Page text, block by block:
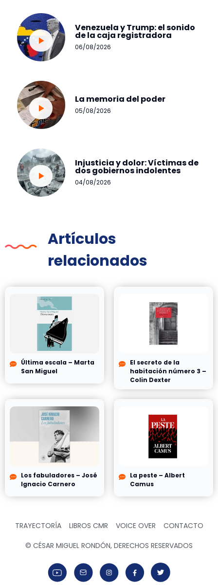
Venezuela y Trump: el sonido
de la caja registradora
06/08/2026
La memoria del poder
05/08/2026
Injusticia y dolor: Víctimas de
dos gobiernos indolentes
04/08/2026
Artículos
relacionados
Última escala – Marta
San Miguel
El secreto de la
habitación número 3 –
Colin Dexter
Los fabuladores – José
Ignacio Carnero
La peste – Albert
Camus
TRAYECTORÍA LIBROS CMR VOICE OVER CONTACTO
© CÉSAR MIGUEL RONDÓN, DERECHOS RESERVADOS